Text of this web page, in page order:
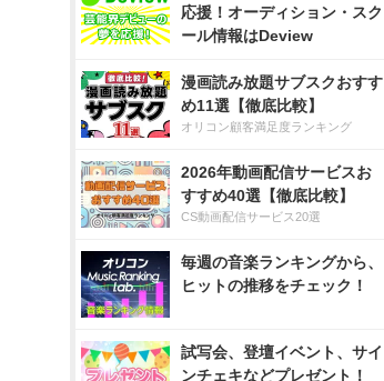
応援！オーディション・スク
ール情報はDeview
漫画読み放題サブスクおすす
め11選【徹底比較】
オリコン顧客満足度ランキング
2026年動画配信サービスお
すすめ40選【徹底比較】
CS動画配信サービス20選
毎週の音楽ランキングから、
ヒットの推移をチェック！
試写会、登壇イベント、サイ
ンチェキなどプレゼント！